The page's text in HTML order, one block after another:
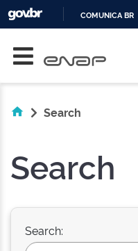
COMUNICA BR
Search
Search
Search: